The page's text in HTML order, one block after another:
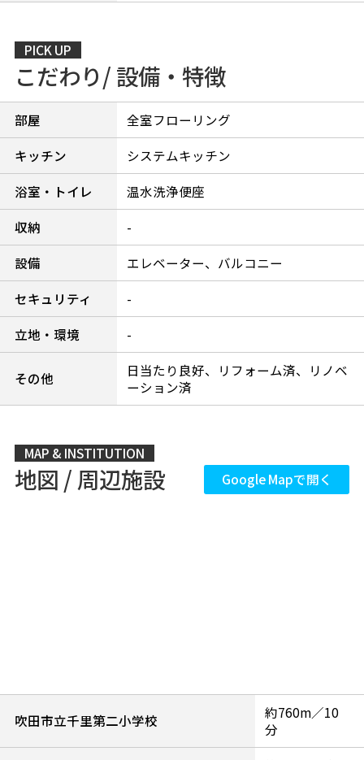
PICK UP
こだわり/ 設備・特徴
部屋
全室フローリング
キッチン
システムキッチン
浴室・トイレ
温水洗浄便座
収納
-
設備
エレベーター、バルコニー
セキュリティ
-
立地・環境
-
その他
日当たり良好、リフォーム済、リノベ
ーション済
MAP & INSTITUTION
地図 / 周辺施設 Google Mapで開く
吹田市立千里第二小学校
約760m／10
分